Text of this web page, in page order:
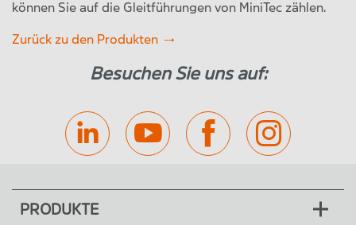
können Sie auf die Gleitführungen von MiniTec zählen.
Zurück zu den Produkten
Besuchen Sie uns auf:
PRODUKTE